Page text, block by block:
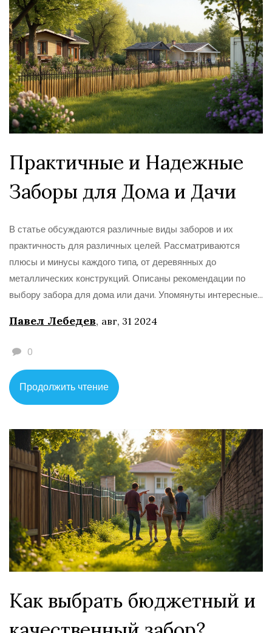
Практичные и Надежные
Заборы для Дома и Дачи
В статье обсуждаются различные виды заборов и их
практичность для различных целей. Рассматриваются
плюсы и минусы каждого типа, от деревянных до
металлических конструкций. Описаны рекомендации по
выбору забора для дома или дачи. Упомянуты интересные
помогут сделать осознанный выбор.
Павел Лебедев, авг, 31 2024
0
Продолжить чтение
Как выбрать бюджетный и